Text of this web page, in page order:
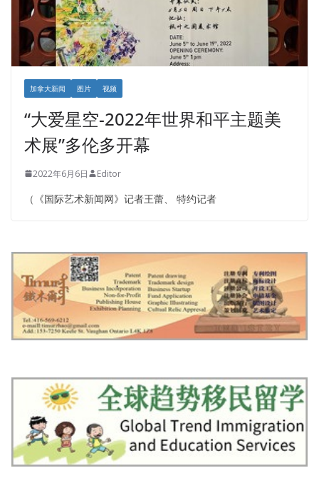
加拿大新闻 图片 视频
“大爱星空-2022年世界和平主题美
术展”多伦多开幕
2022年6月6日 Editor
（《国际艺术新闻网》记者王蕾、 特约记者